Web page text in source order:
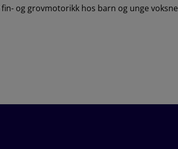
og grovmotorikk hos barn og unge voksne